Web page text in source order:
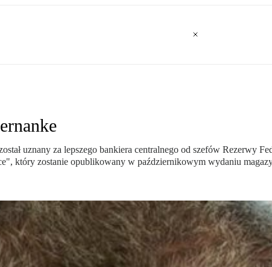
uznany za lepszego bankiera centralnego od szefów Rezerwy
który zostanie opublikowany w październikowym wydaniu